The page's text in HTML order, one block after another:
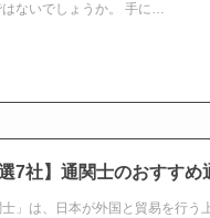
はないでしょうか。 手に…
選7社】通関士のおすす
士」は、日本が外国と貿易を行